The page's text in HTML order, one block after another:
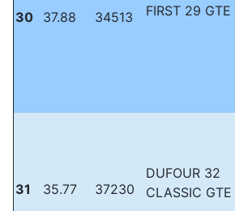
30 37.88 34513 FIRST 29 GTE
31 35.77 37230
DUFOUR 32
CLASSIC GTE